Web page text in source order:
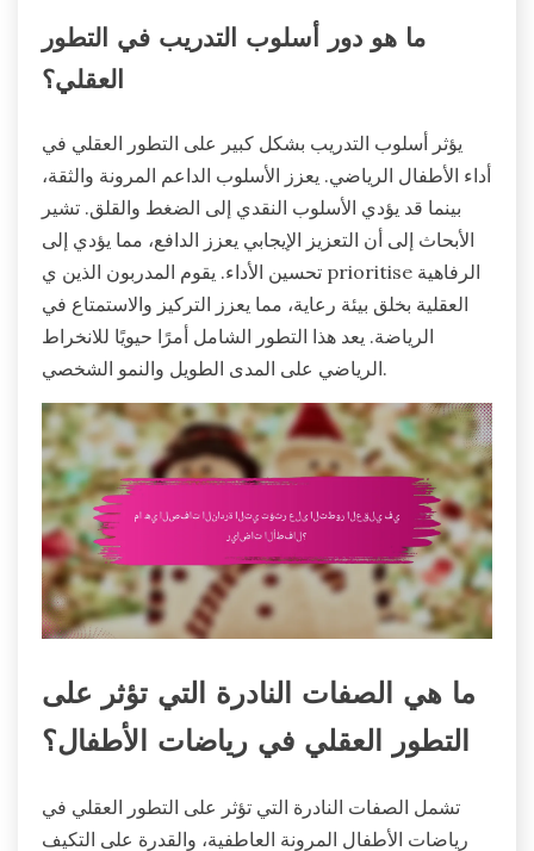
ما هو دور أسلوب التدريب في التطور
العقلي؟
يؤثر أسلوب التدريب بشكل كبير على التطور العقلي في
أداء الأطفال الرياضي. يعزز الأسلوب الداعم المرونة والثقة،
بينما قد يؤدي الأسلوب النقدي إلى الضغط والقلق. تشير
الأبحاث إلى أن التعزيز الإيجابي يعزز الدافع، مما يؤدي إلى
تحسين الأداء. يقوم المدربون الذين ي prioritise الرفاهية
العقلية بخلق بيئة رعاية، مما يعزز التركيز والاستمتاع في
الرياضة. يعد هذا التطور الشامل أمرًا حيويًا للانخراط
الرياضي على المدى الطويل والنمو الشخصي.
ما هي الصفات النادرة التي تؤثر على
التطور العقلي في رياضات الأطفال؟
تشمل الصفات النادرة التي تؤثر على التطور العقلي في
رياضات الأطفال المرونة العاطفية، والقدرة على التكيف